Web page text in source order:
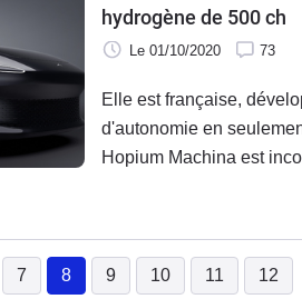
hydrogène de 500 ch
Le 01/10/2020 73
Elle est française,
d'autonomie en
Hopium Machina est
7 8
(current)
9 10 11 12